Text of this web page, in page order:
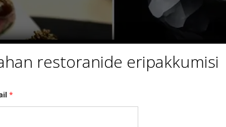
restoranide eripakkumisi
*